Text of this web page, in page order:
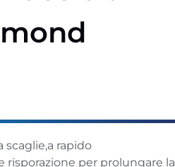
scaglie,a rapido
risporazione per prolungare la